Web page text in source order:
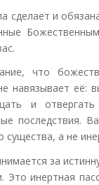
и
что
навязывает
и
последствия.
а не
за
инертная